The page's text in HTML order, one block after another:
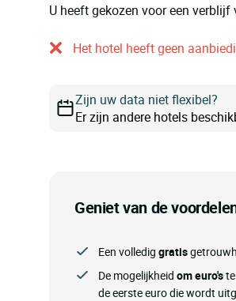
U heeft gekozen voor een verblijf
Het hotel heeft geen
Zijn uw data niet flexibel?
Er zijn andere hotels
Geniet van de
Een volledig gratis
De mogelijkheid om euro's
de eerste euro die wordt